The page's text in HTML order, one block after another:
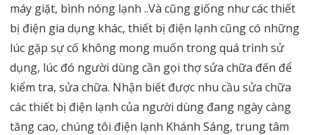
máy giặt, bình nóng lạnh ..Và cũng giống như các thiết
bị điện gia dụng khác, thiết bị điện lạnh cũng có những
lúc gặp sự cố không mong muốn trong quá trình sử
dụng, lúc đó người dùng cần gọi thợ sửa chữa đến để
kiểm tra, sửa chữa. Nhận biết được nhu cầu sửa chữa
các thiết bị điện lạnh của người dùng đang ngày càng
tăng cao, chúng tôi điện lạnh Khánh Sáng, trung tâm